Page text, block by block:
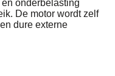
onderbelasting
De motor wordt zelf
dure externe